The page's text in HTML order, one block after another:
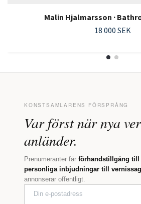
Malin Hjalmarsson ·
18 000 SEK
KONSTSAMLARENS FÖRSPRÅNG
Var först när nya
anländer.
Prenumeranter får förhandstillgång till
personliga inbjudningar till
annonserar offentligt.